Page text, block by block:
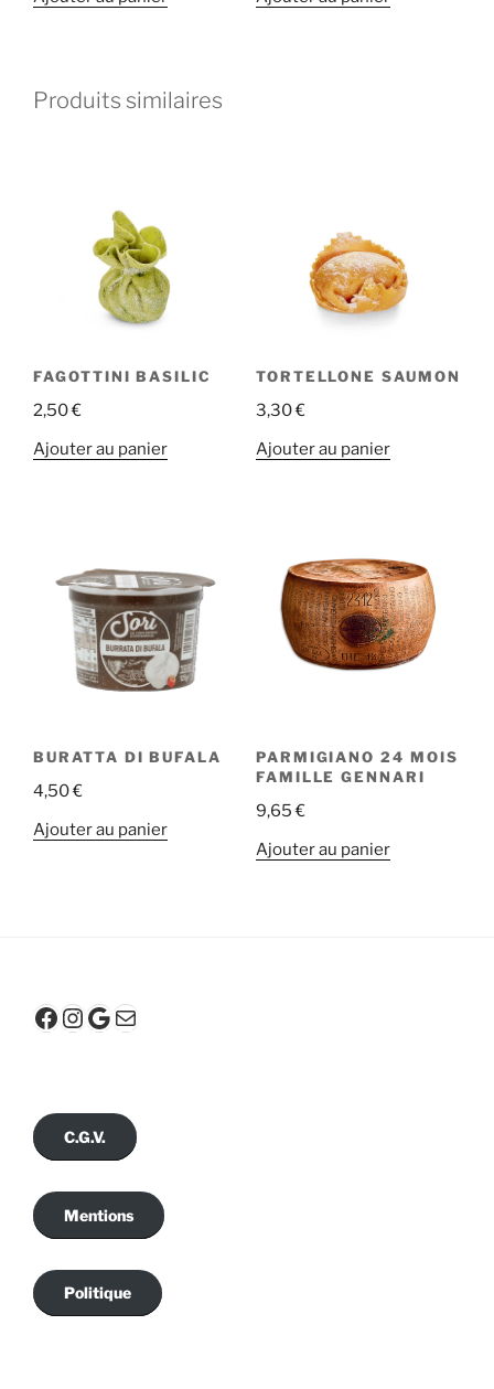
Produits similaires
FAGOTTINI BASILIC
2,50€
Ajouter au panier
TORTELLONE SAUMON
3,30€
Ajouter au panier
BURATTA DI BUFALA
4,50€
Ajouter au panier
PARMIGIANO 24 MOIS
FAMILLE GENNARI
9,65€
Ajouter au panier
Facebook
Instagram
Google
E-mail
C.G.V.
Mentions
Politique